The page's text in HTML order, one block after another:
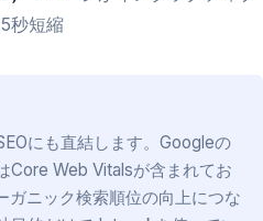
秒短縮
にも直結します。Googleの
Core Web Vitalsが含まれてお
ガニック検索順位の向上につな